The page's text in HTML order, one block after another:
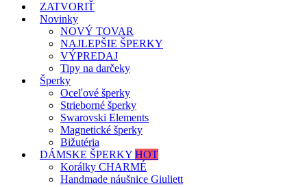
ZATVORIŤ
Novinky
NOVÝ TOVAR
NAJLEPŠIE ŠPERKY
VÝPREDAJ
Tipy na darčeky
Šperky
Oceľové šperky
Strieborné šperky
Swarovski Elements
Magnetické šperky
Bižutéria
DÁMSKE ŠPERKY HOT
Korálky CHARMÉ
Handmade náušnice Giuliett